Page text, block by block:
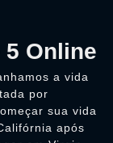
5 Online
a vida
por
sua vida
após